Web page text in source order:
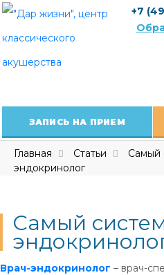
Skip
content
+7
ЗАПИСЬ НА ПРИЕМ
Главная Статьи
Самый
эндокринолог
Самый
Врач-эндокринолог – врач-